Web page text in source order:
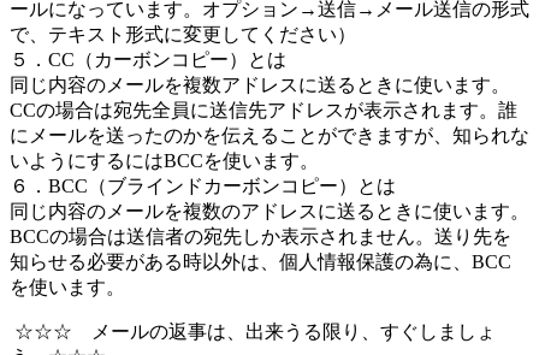
ールになっています。オプション→送信→メール送信の形式
で、テキスト形式に変更してください）
５．CC（カーボンコピー）とは
同じ内容のメールを複数アドレスに送るときに使います。
CCの場合は宛先全員に送信先アドレスが表示されます。誰
にメールを送ったのかを伝えることができますが、知られな
いようにするにはBCCを使います。
６．BCC（ブラインドカーボンコピー）とは
同じ内容のメールを複数のアドレスに送るときに使います。
BCCの場合は送信者の宛先しか表示されません。送り先を
知らせる必要がある時以外は、個人情報保護の為に、BCC
を使います。
☆☆☆ メールの返事は、出来うる限り、すぐしましょ